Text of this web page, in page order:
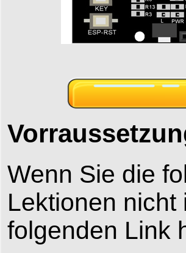
Wenn Sie die
Lektionen
folgenden Link